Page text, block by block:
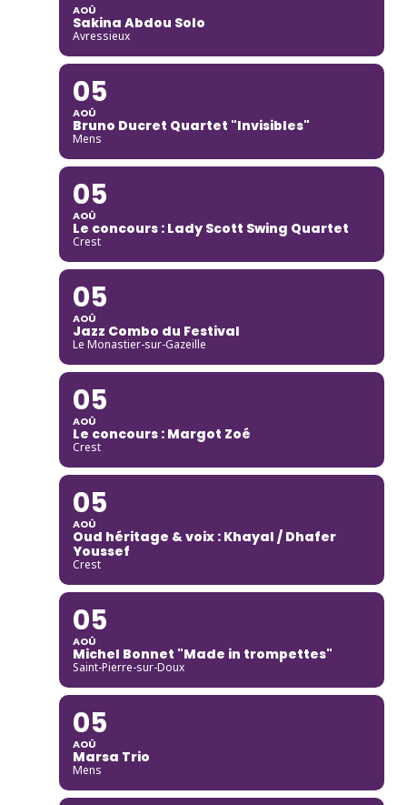
AOÛ
Sakina Abdou Solo
Avressieux
05
AOÛ
Bruno Ducret Quartet "Invisibles"
Mens
05
AOÛ
Le concours : Lady Scott Swing Quartet
Crest
05
AOÛ
Jazz Combo du Festival
Le Monastier-sur-Gazeille
05
AOÛ
Le concours : Margot Zoé
Crest
05
AOÛ
Oud héritage & voix : Khayal / Dhafer
Youssef
Crest
05
AOÛ
Michel Bonnet "Made in trompettes"
Saint-Pierre-sur-Doux
05
AOÛ
Marsa Trio
Mens